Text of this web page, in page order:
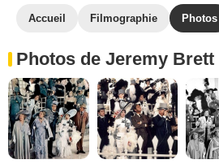
Accueil Filmographie Photos
Photos de Jeremy Brett